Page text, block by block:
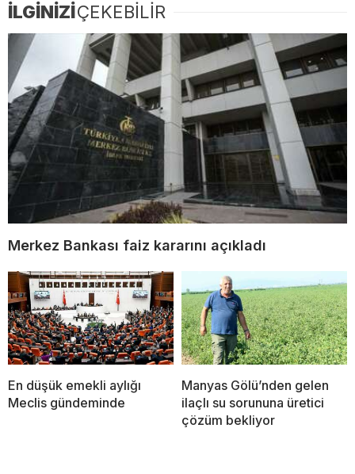
İLGİNİZİÇEKEBİLİR
Merkez Bankası faiz kararını açıkladı
En düşük emekli aylığı
Meclis gündeminde
Manyas Gölü’nden gelen
ilaçlı su sorununa üretici
çözüm bekliyor